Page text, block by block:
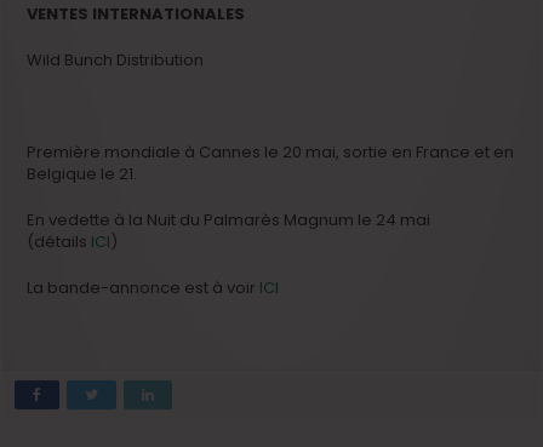
VENTES INTERNATIONALES
Wild Bunch Distribution
Première mondiale à Cannes le 20 mai, sortie en France et en
Belgique le 21.
En vedette à la Nuit du Palmarès Magnum le 24 mai
(détails ICI)
La bande-annonce est à voir ICI